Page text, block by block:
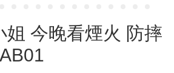
姐 今晚看煙火 防摔